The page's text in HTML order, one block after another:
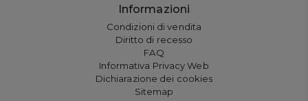
Informazioni
Condizioni di vendita
Diritto di recesso
FAQ
Informativa Privacy Web
Dichiarazione dei cookies
Sitemap